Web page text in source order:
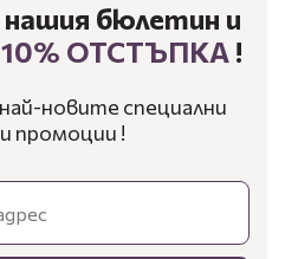
нашия бюлетин и
ОТСТЪПКА !
новите специални
промоции !